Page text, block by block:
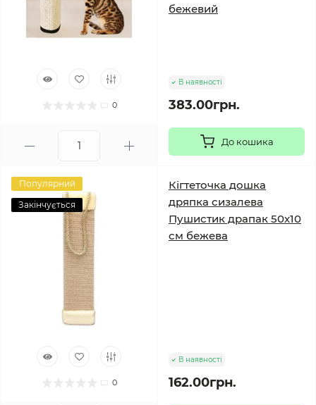
0
бежевий
В наявності
383.00грн.
До кошика
Популярний
Закінчується
0
Кігтеточка дошка
дряпка сизалева
Пушистик драпак 50х10
см бежева
В наявності
162.00грн.